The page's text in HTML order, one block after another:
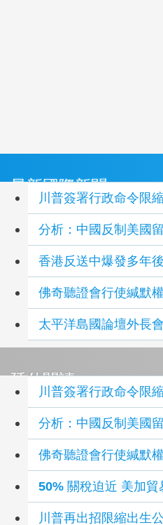
最新國際新聞
川普簽署行政命令限
分析：中國反制美國
香港反送中爆發多年
佛奇聽證會行使緘默
太平洋島國論壇外長
延伸閱讀
川普簽署行政命令限
分析：中國反制美國
佛奇聽證會行使緘默
50% 關稅迫近 美加
川普再出招限縮出生